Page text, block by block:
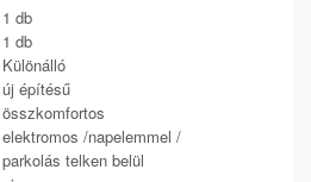
1 db
1 db
Különálló
új építésű
összkomfortos
elektromos /napelemmel /
parkolás telken belül